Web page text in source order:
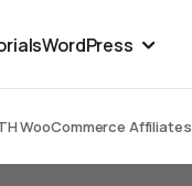
WordPress
WooCommerce Affiliates